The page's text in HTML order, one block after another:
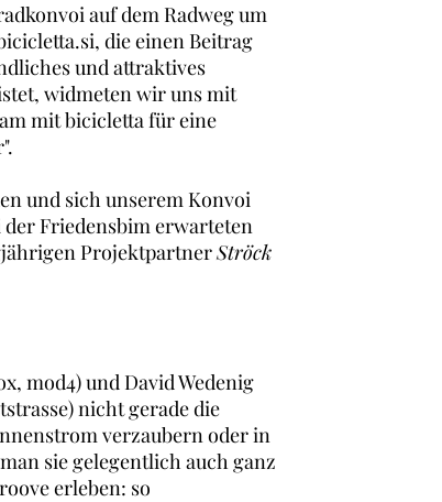
auf dem Radweg um
die einen Beitrag
und attraktives
widmetenwir uns mit
mit bicicletta für eine
und sich unserem Konvoi
der Friedensbim erwarteten
ProjektpartnerStröck
mod4) und David Wedenig
nicht gerade die
strom verzaubern oder in
man sie gelegentlichauchganz
erleben: so